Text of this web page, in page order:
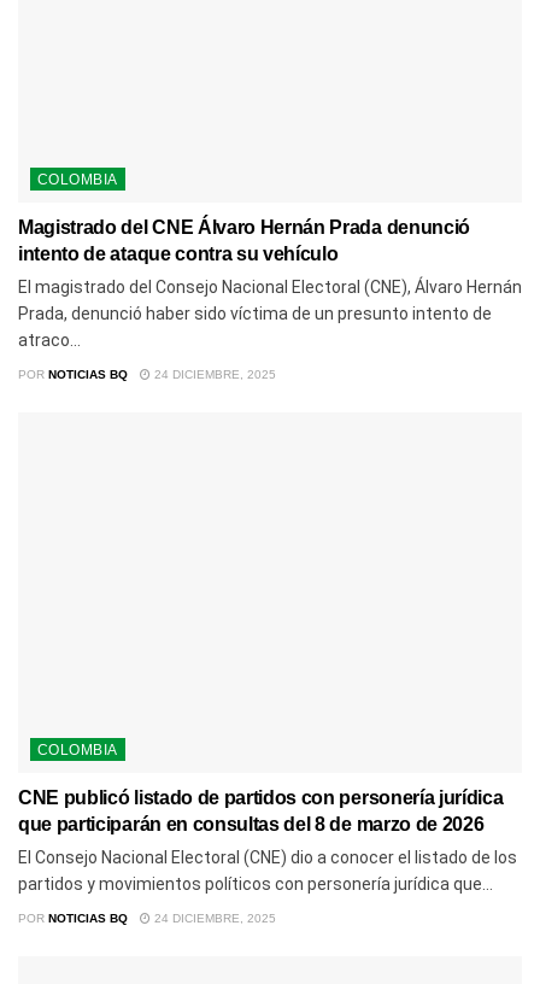
COLOMBIA
Magistrado del CNE Álvaro Hernán Prada denunció
intento de ataque contra su vehículo
El magistrado del Consejo Nacional Electoral (CNE), Álvaro Hernán
Prada, denunció haber sido víctima de un presunto intento de
atraco...
POR NOTICIAS BQ 24 DICIEMBRE, 2025
COLOMBIA
CNE publicó listado de partidos con personería jurídica
que participarán en consultas del 8 de marzo de 2026
El Consejo Nacional Electoral (CNE) dio a conocer el listado de los
partidos y movimientos políticos con personería jurídica que...
POR NOTICIAS BQ 24 DICIEMBRE, 2025